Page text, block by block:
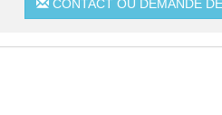
CONTACT OU DEMANDE